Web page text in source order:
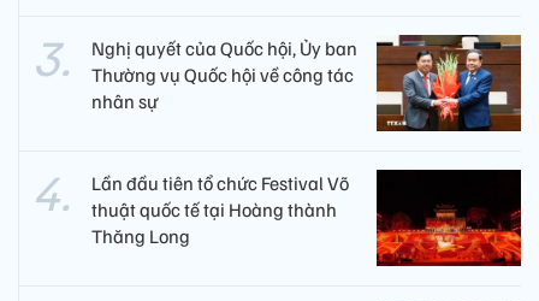
Nghị quyết của Quốc hội, Ủy ban
Thường vụ Quốc hội về công tác
nhân sự
Lần đầu tiên tổ chức Festival Võ
thuật quốc tế tại Hoàng thành
Thăng Long